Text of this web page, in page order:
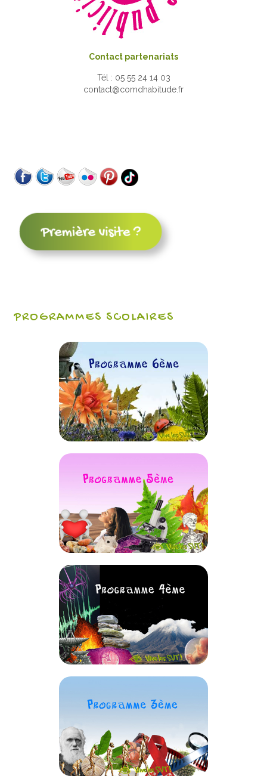
Contact partenariats
Tél : 05 55 24 14 03
contact@comdhabitude.fr
PROGRAMMES SCOLAIRES